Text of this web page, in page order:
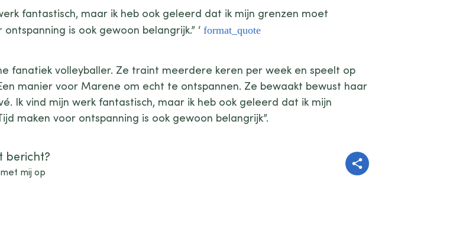
fantastisch, maar ik heb ook geleerd dat ik mijn grenzen moet
is ook gewoon belangrijk.” ‘
fanatiek volleyballer. Ze traint meerdere keren per week en speelt op
manier voor Marene om echt te ontspannen. Ze bewaakt bewust haar
Ik vind mijn werk fantastisch, maar ik heb ook geleerd dat ik mijn
maken voor ontspanning is ook gewoon belangrijk”.
bericht?
mij op Delen